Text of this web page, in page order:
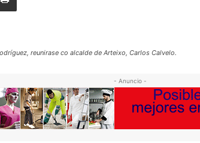
reunirase co alcalde de Arteixo, Carlos Calvelo.
- Anuncio -